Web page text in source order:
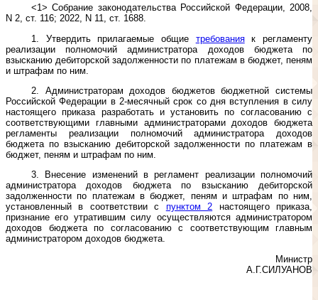
<1> Собрание законодательства Российской Федерации, 2008,
N 2, ст. 116; 2022, N 11, ст. 1688.
1. Утвердить прилагаемые общие требованияк регламенту
реализации полномочий администратора доходов бюджета по
взысканию дебиторской задолженности по платежам в бюджет, пеням
и штрафам по ним.
2. Администраторам доходов бюджетов бюджетной системы
Российской Федерации в 2-месячный срок со дня вступления в силу
настоящего приказа разработать и установить по согласованию с
соответствующими главными администраторами доходов бюджета
регламенты реализации полномочий администратора доходов
бюджета по взысканию дебиторской задолженности по платежам в
бюджет, пеням и штрафам по ним.
3. Внесение изменений в регламент реализации полномочий
администратора доходов бюджета по взысканию дебиторской
задолженности по платежам в бюджет, пеням и штрафам по ним,
установленный в соответствии с пунктом 2 настоящего приказа,
признание его утратившим силу осуществляются администратором
доходов бюджета по согласованию с соответствующим главным
администратором доходов бюджета.
Министр
А.Г.СИЛУАНОВ